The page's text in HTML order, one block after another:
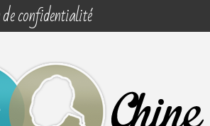
confidentialité